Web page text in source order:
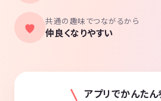
共通の趣味でつながるから
仲良くなりやすい
アプリでかんたん